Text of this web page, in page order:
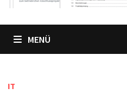
MENÜ
IT